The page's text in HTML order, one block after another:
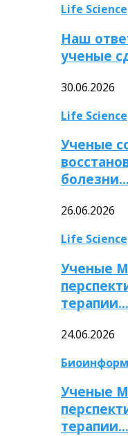
Life Science
Наш
ученые
30.06.2026
Life Science
Ученые
болезни…
26.06.2026
Life Science
Ученые
терапии…
24.06.2026
Ученые
терапии…